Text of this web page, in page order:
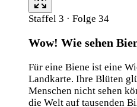
Staffel 3 · Folge 34
Wow! Wie sehen
Für eine Biene ist eine
Landkarte. Ihre Blüten
Menschen nicht sehen
die Welt auf tausenden